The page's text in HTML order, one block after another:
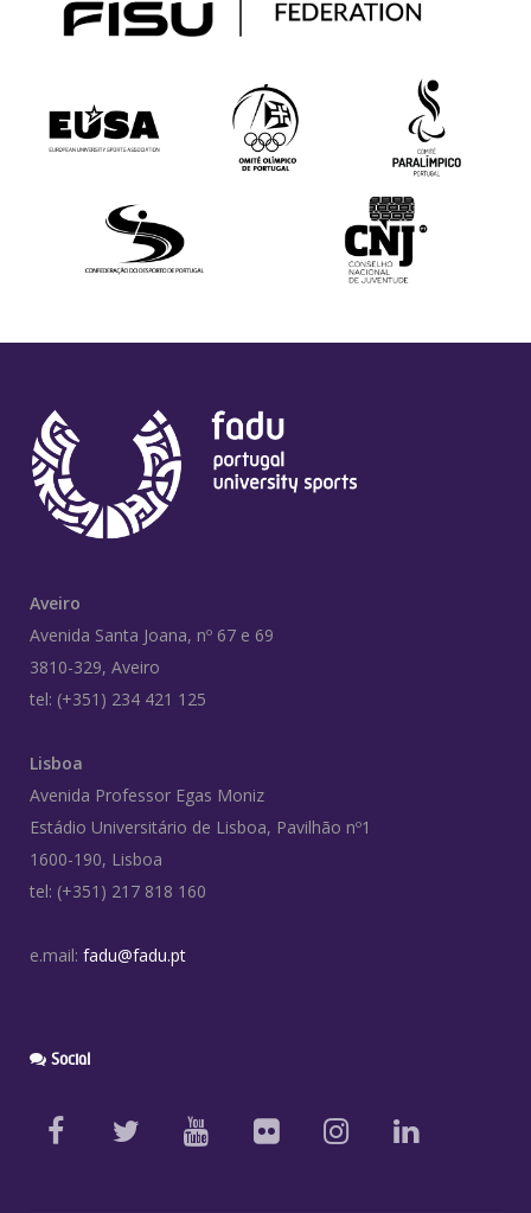
Aveiro
Avenida Santa Joana, nº 67 e 69
3810-329, Aveiro
tel: (+351) 234 421 125
Lisboa
Avenida Professor Egas Moniz
Estádio Universitário de Lisboa, Pavilhão nº1
1600-190, Lisboa
tel: (+351) 217 818 160
e.mail: fadu@fadu.pt
Social